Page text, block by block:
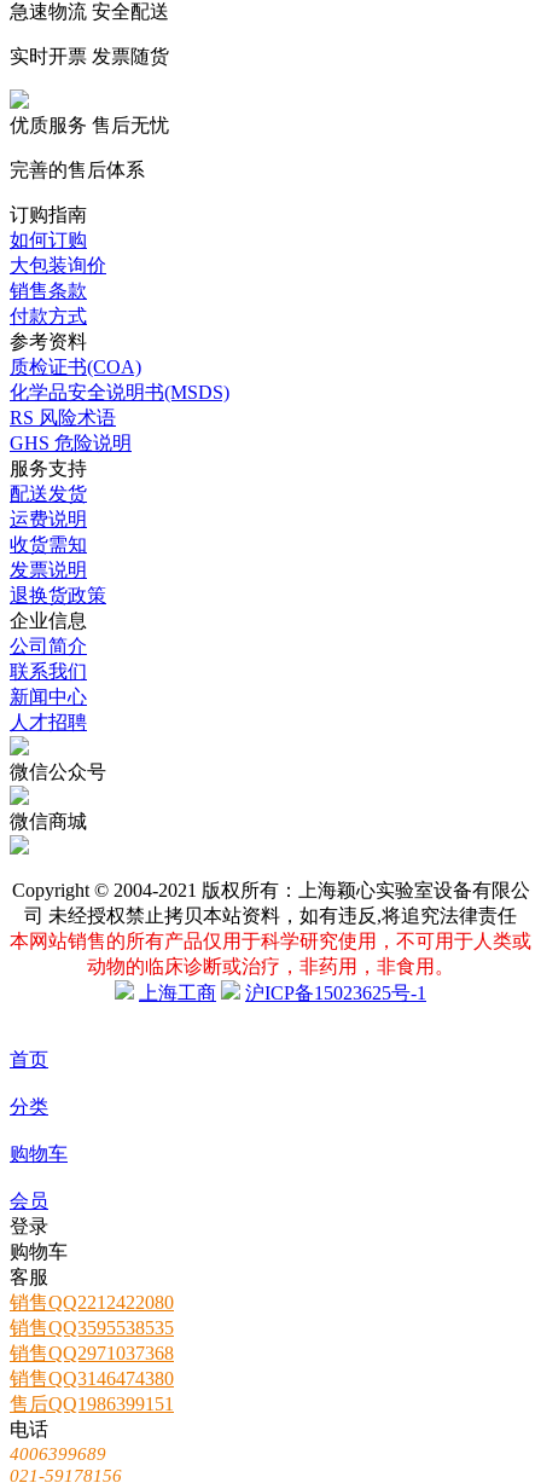
急速物流 安全配送
实时开票 发票随货
优质服务 售后无忧
完善的售后体系
订购指南
如何订购
大包装询价
销售条款
付款方式
参考资料
质检证书(COA)
化学品安全说明书(MSDS)
RS 风险术语
GHS 危险说明
服务支持
配送发货
运费说明
收货需知
发票说明
退换货政策
企业信息
公司简介
联系我们
新闻中心
人才招聘
微信公众号
微信商城
Copyright © 2004-2021 版权所有：上海颖心实验室设备有限公
司 未经授权禁止拷贝本站资料，如有违反,将追究法律责任
本网站销售的所有产品仅用于科学研究使用，不可用于人类或
动物的临床诊断或治疗，非药用，非食用。
上海工商
沪ICP备15023625号-1
首页
分类
购物车
会员
登录
购物车
客服
销售QQ2212422080
销售QQ3595538535
销售QQ2971037368
销售QQ3146474380
售后QQ1986399151
电话
4006399689
021-59178156